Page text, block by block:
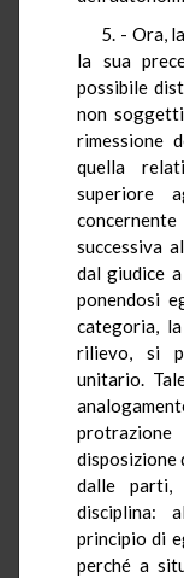
5. - Ora,
la sua
possibile
non
rimessione
quella
superiore
successiva
dal giudice
ponendosi
categoria,
rilievo, si
unitario.
disposizione
dalle parti,
disciplina:
principio di
perché a